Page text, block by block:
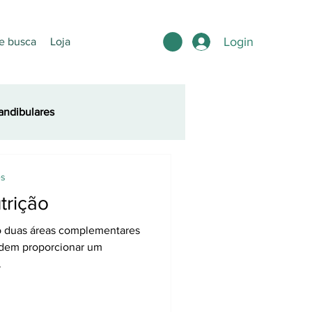
busca Loja Login
áreas complementares
proporcionar um